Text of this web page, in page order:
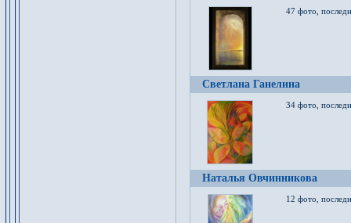
47 фото,
Светлана Ганелина
34 фото,
Наталья Овчинникова
12 фото,